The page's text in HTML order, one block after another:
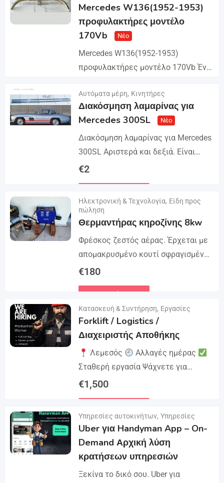
Mercedes W136(1952-1953)
προφυλακτήρες μοντέλο
170Vb
Νέο
Mercedes W136(1952-1953)
προφυλακτήρες μοντέλο 170Vb Ένα
προφυλακτήρα σε 3 μέρη, έναν πίσω
προφυλακτήρα σε 3 μέρη, βίδες και
βίδες. Το προϊόν...
Λεπτομέρειες
Αυτόματα μέρη, Κινητήρες
Διακόσμηση λαμαρίνας για
Mercedes 300SL
Νέο
Διακόσμηση λαμαρίνας για Mercedes
300SL Αριστερά και δεξιά. Είναι
κατασκευασμένα από 304
€2
Ηλεκτρονική & Τεχνολογία, Είδη προς
πώληση
Θερμαντήρας κηροζίνης 8kw
Φρέσκος ζεστός αέρας. Έρχεται με
απομακρυσμένο κουτί σφραγισμένο.
8kw
€180
Λεπτομέρειες
Κατασκευή & Συντήρηση, Εργασίες
Forklift / Logistics /
Διαχειριστής Αποθήκης
Λεμεσός
Αλλαγές ημέρας
Σταθερή εργασία Ψάχνετε για
σταθερή εργασία σε ένα
που εκτιμά την εμπειρία και την
ευθύνη....
€1,500
Υπηρεσίες αυτοκινήτων, Υπηρεσίες
Uber για Handyman App – On-
Demand Αρχική λύση
κρατήσεων υπηρεσιών
Ξεκίνα το δικό σου. Uber για